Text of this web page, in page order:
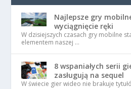
Najlepsze gry
wyciągnięcie ręki
W dzisiejszych czasach gry mobilne
elementem naszej …
8 wspaniałych serii
zasługują na sequel
W świecie gier wideo nie brakuje